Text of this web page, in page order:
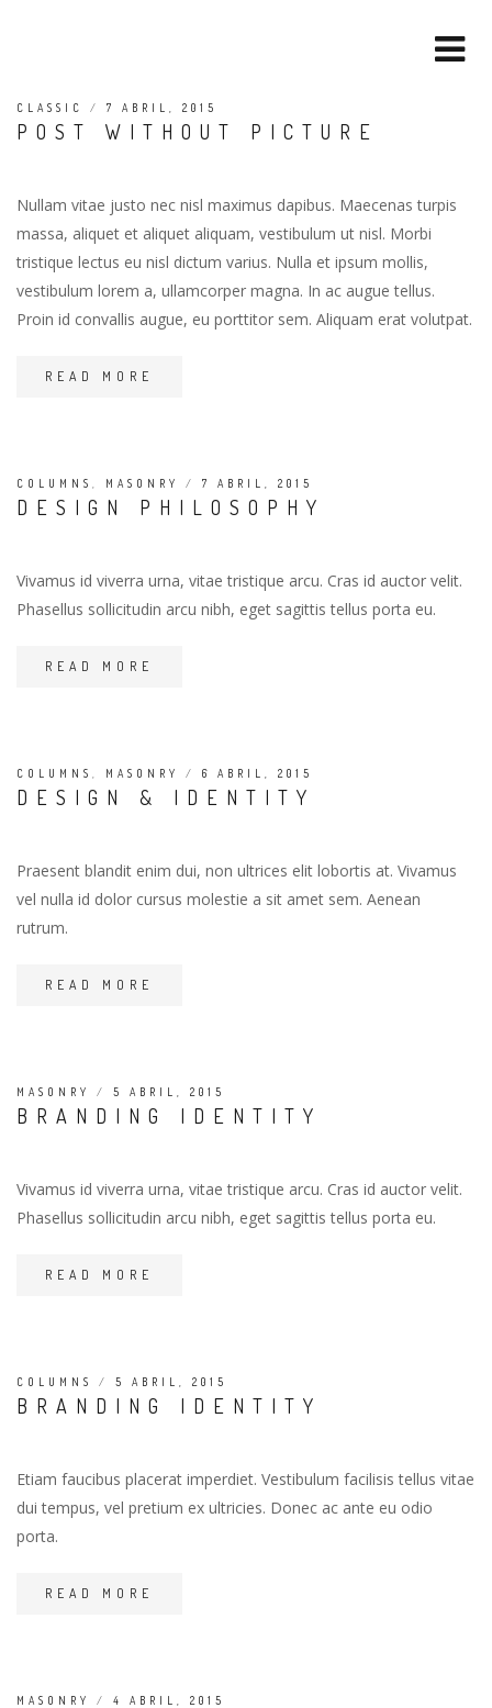
CLASSIC / 7 ABRIL, 2015
POST WITHOUT PICTURE
Nullam vitae justo nec nisl maximus dapibus. Maecenas turpis
massa, aliquet et aliquet aliquam, vestibulum ut nisl. Morbi
tristique lectus eu nisl dictum varius. Nulla et ipsum mollis,
vestibulum lorem a, ullamcorper magna. In ac augue tellus.
Proin id convallis augue, eu porttitor sem. Aliquam erat volutpat.
READ MORE
COLUMNS MASONRY / 7 ABRIL, 2015
DESIGN PHILOSOPHY
Vivamus id viverra urna, vitae tristique arcu. Cras id auctor velit.
Phasellus sollicitudin arcu nibh, eget sagittis tellus porta eu.
READ MORE
COLUMNS MASONRY / 6 ABRIL, 2015
DESIGN & IDENTITY
Praesent blandit enim dui, non ultrices elit lobortis at. Vivamus
vel nulla id dolor cursus molestie a sit amet sem. Aenean
rutrum.
READ MORE
MASONRY / 5 ABRIL, 2015
BRANDING IDENTITY
Vivamus id viverra urna, vitae tristique arcu. Cras id auctor velit.
Phasellus sollicitudin arcu nibh, eget sagittis tellus porta eu.
READ MORE
COLUMNS / 5 ABRIL, 2015
BRANDING IDENTITY
Etiam faucibus placerat imperdiet. Vestibulum facilisis tellus vitae
dui tempus, vel pretium ex ultricies. Donec ac ante eu odio
porta.
READ MORE
MASONRY / 4 ABRIL, 2015